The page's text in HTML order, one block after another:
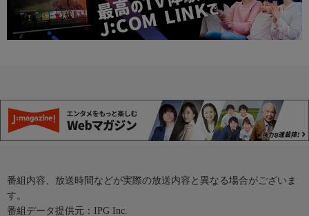
番組内容、放送時間などが実際の放送内容と異なる場合がございま
す。
番組データ提供元：IPG Inc.